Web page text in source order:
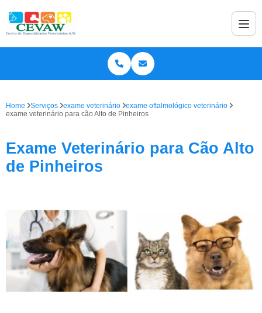
Home Serviços exame veterinário
exame oftalmológico veterinário
exame veterinário para cão Alto de Pinheiros
Exame Veterinário para Cão Alto
de Pinheiros